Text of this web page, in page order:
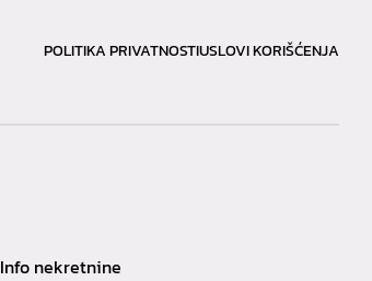
POLITIKA PRIVATNOSTIUSLOVI KORIŠĆENJA
Info nekretnine